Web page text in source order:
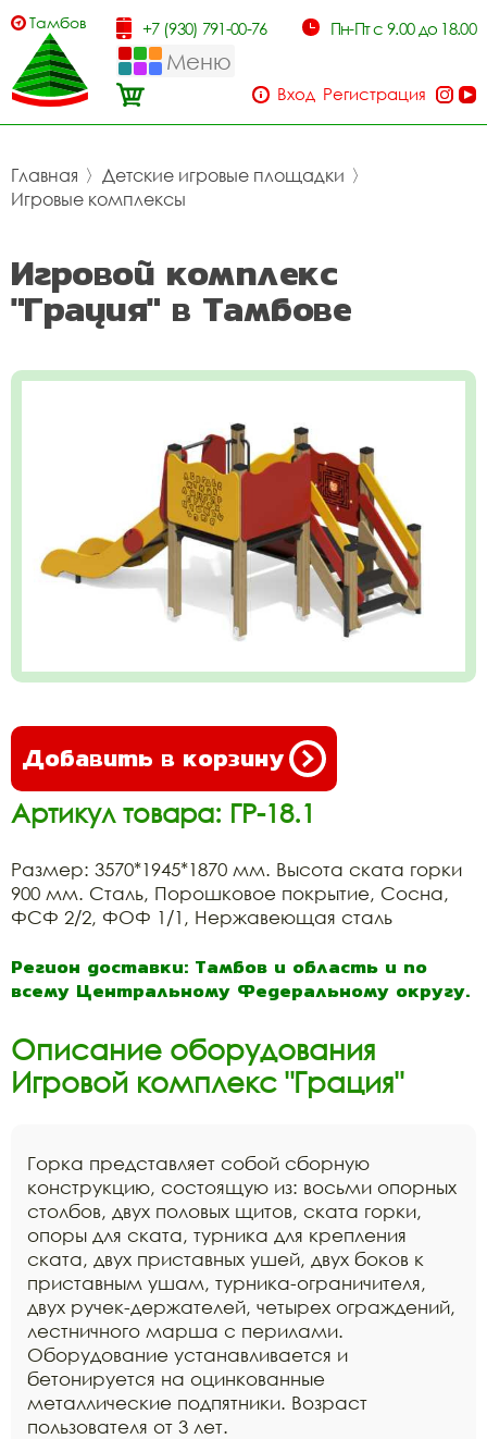
Тамбов +7 (930) 791-00-76 Пн-Пт с 9.00 до 18.00
Меню
Вход Регистрация
Главная 〉 Детские игровые площадки 〉
Игровые комплексы
Игровой комплекс
"Грация" в Тамбове
Добавить в корзину
Артикул товара: ГР-18.1
Размер: 3570*1945*1870 мм. Высота ската горки
900 мм. Сталь, Порошковое покрытие, Сосна,
ФСФ 2/2, ФОФ 1/1, Нержавеющая сталь
Регион доставки: Тамбов и область и по
всему Центральному Федеральному округу.
Описание оборудования
Игровой комплекс "Грация"
Горка представляет собой сборную
конструкцию, состоящую из: восьми опорных
столбов, двух половых щитов, ската горки,
опоры для ската, турника для крепления
ската, двух приставных ушей, двух боков к
приставным ушам, турника-ограничителя,
двух ручек-держателей, четырех ограждений,
лестничного марша с перилами.
Оборудование устанавливается и
бетонируется на оцинкованные
металлические подпятники. Возраст
пользователя от 3 лет.